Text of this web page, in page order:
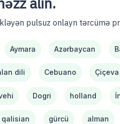
pulsuz onlayn tərcümə
Aymara Azərbaycan
dili Cebuano Çiçeva
Dogri holland
qalisian gürcü alman